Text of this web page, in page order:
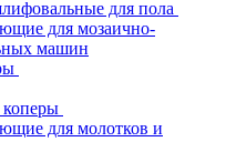
для пола
для мозаично-
машин
для молотков и